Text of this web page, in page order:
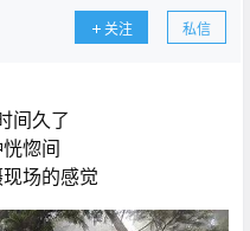
关注 私信
间久了
惚间
场的感觉